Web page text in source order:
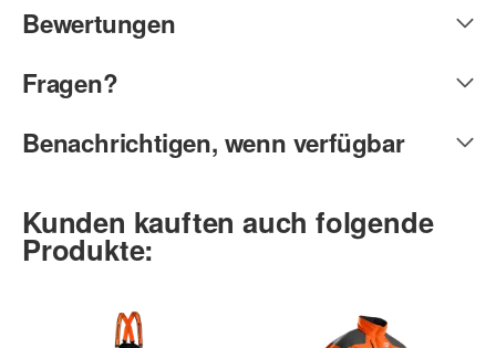
Bewertungen
Fragen?
Benachrichtigen, wenn verfügbar
Kunden kauften auch folgende
Produkte: